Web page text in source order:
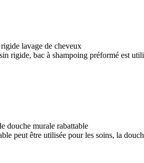
lavage de cheveux
rigide, bac à shampoing préformé est
douche murale rabattable
peut être utilisée pour les soins, la